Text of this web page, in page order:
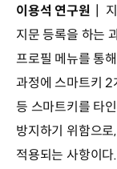
이용석 연구원 ┃
지문 등록을 하는
프로필 메뉴를 통
과정에 스마트키 2
등 스마트키를 타
방지하기 위함으
적용되는 사항이